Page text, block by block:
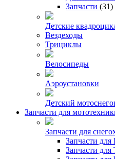
Запчасти (31)
Детские
Вездеходы
Трициклы
Велосипеды
Аэроустановки
Детский
Запчасти для
Запчасти для
Запчасти для
Запчасти для